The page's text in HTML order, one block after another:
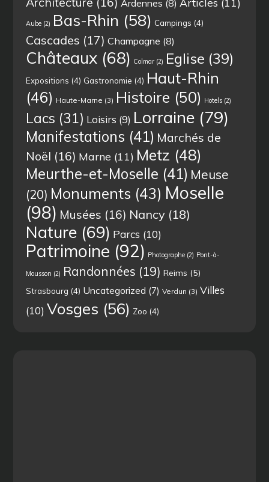
Ardennes (8)
Aube (2) Bas-Rhin (58) Campings (4)
Cascades (17) Champagne (8)
Châteaux (68) Colmar (2) Eglise (39)
Expositions (4) Gastronomie (4) Haut-Rhin
(46) Haute-Marne (3) Histoire (50) Hotels (2)
Lacs (31) Loisirs (9) Lorraine (79)
Manifestations (41) Marchés de
Noël (16) Marne (11) Metz (48)
Meurthe-et-Moselle (41) Meuse
(20) Monuments (43) Moselle
(98) Musées (16) Nancy (18)
Nature (69) Parcs (10)
Patrimoine (92) Photographe (2) Pont-à-
Mousson (2) Randonnées (19) Reims (5)
Strasbourg (4) Uncategorized (7) Verdun (3) Villes
(10) Vosges (56) Zoo (4)